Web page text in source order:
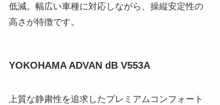
低減。幅広い車種に対応しながら、操縦安定性の
高さが特徴です。
YOKOHAMA ADVAN dB V553A
上質な静粛性を追求したプレミアムコンフォート